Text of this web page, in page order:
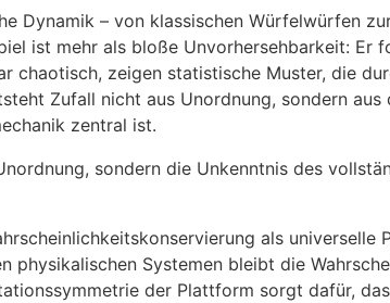
Dynamik – von klassischen Würfelwürfen
ist mehr als bloße Unvorhersehbarkeit:
chaotisch, zeigen statistische Muster, die
Zufall nicht aus Unordnung, sondern
zentral ist.
sondern die Unkenntnis des
als universelle
physikalischen Systemen bleibt die
der Plattform sorgt dafür,